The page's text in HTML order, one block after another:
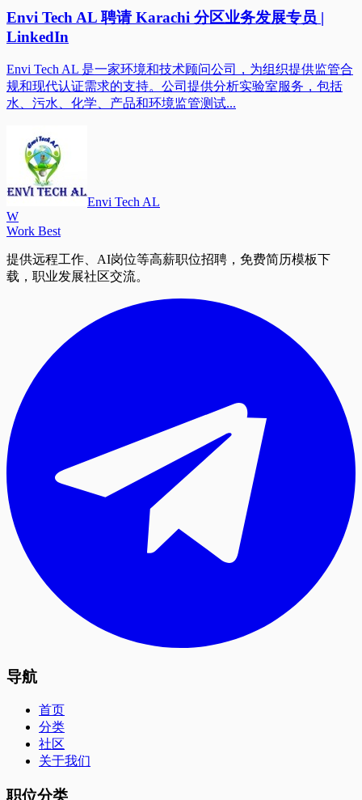
Envi Tech AL 聘请 Karachi 分区业务发展专员 |
LinkedIn
Envi Tech AL 是一家环境和技术顾问公司，为组织提供监管合
规和现代认证需求的支持。公司提供分析实验室服务，包括
水、污水、化学、产品和环境监管测试...
Envi Tech AL
W
Work Best
提供远程工作、AI岗位等高薪职位招聘，免费简历模板下
载，职业发展社区交流。
导航
首页
分类
社区
关于我们
职位分类